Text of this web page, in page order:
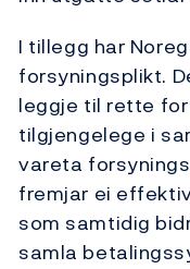
I tillegg har
forsyningsplikt.
leggje til rette
tilgjengelege i
vareta
fremjar ei
som samtidig
samla